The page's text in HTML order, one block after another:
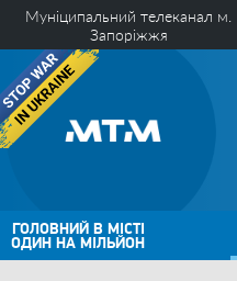
Муніципальний телеканал м.
Запоріжжя
ГОЛОВНИЙ В МІСТІ
ОДИН НА МІЛЬЙОН